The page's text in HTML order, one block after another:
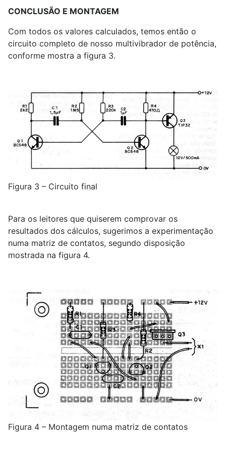
CONCLUSÃO E MONTAGEM
Com todos os valores calculados, temos então o
circuito completo de nosso multivibrador de potência,
conforme mostra a figura 3.
Figura 3 – Circuito final
Para os leitores que quiserem comprovar os
resultados dos cálculos, sugerimos a experimentação
numa matriz de contatos, segundo disposição
mostrada na figura 4.
Figura 4 – Montagem numa matriz de contatos